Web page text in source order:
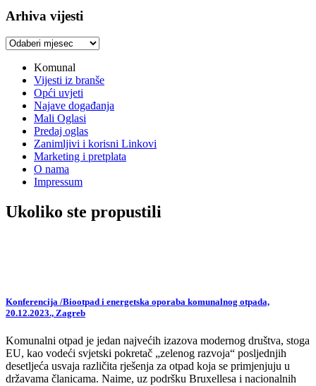
Arhiva vijesti
Arhiva
Komunal
Vijesti iz branše
Opći uvjeti
Najave događanja
Mali Oglasi
Predaj oglas
Zanimljivi i korisni Linkovi
Marketing i pretplata
O nama
Impressum
Ukoliko ste propustili
Konferencija /Biootpad i energetska oporaba komunalnog otpada,
20.12.2023., Zagreb
Komunalni otpad je jedan najvećih izazova modernog društva, stoga
EU, kao vodeći svjetski pokretač „zelenog razvoja“ posljednjih
desetljeća usvaja različita rješenja za otpad koja se primjenjuju u
državama članicama. Naime, uz podršku Bruxellesa i nacionalnih